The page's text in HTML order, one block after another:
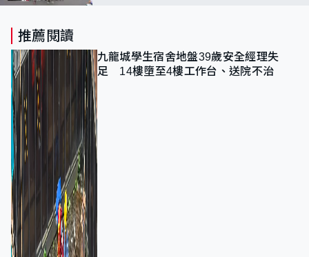
推薦閱讀
九龍城學生宿舍地盤39歲安全經理失
足 14樓墮至4樓工作台、送院不治